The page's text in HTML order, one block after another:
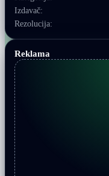
Izdavač:
Rezolucija:
Reklama